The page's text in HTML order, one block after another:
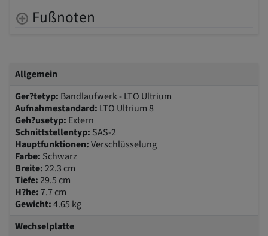
Fußnoten
Allgemein
Ger?tetyp: Bandlaufwerk - LTO Ultrium
Aufnahmestandard: LTO Ultrium 8
Geh?usetyp: Extern
Schnittstellentyp: SAS-2
Hauptfunktionen:Verschlüsselung
Farbe: Schwarz
Breite:22.3 cm
Tiefe:29.5 cm
H?he:7.7 cm
Gewicht:4.65 kg
Wechselplatte